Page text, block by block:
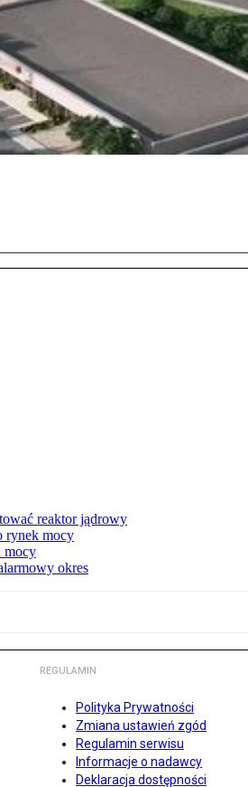
reaktor jądrowy
rynek mocy
mocy
okres
REGULAMIN
Polityka Prywatności
Zmiana ustawień zgód
Regulamin serwisu
Informacje o nadawcy
Deklaracja dostępności